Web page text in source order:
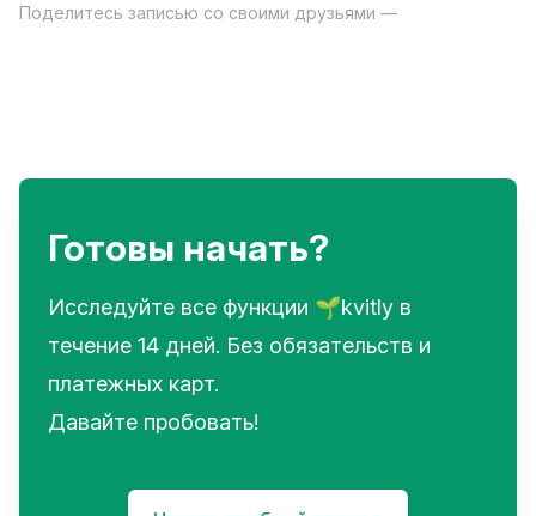
Поделитесь записью со своими друзьями —
Готовы начать?
Исследуйте все функции 🌱kvitly в
течение 14 дней. Без обязательств и
платежных карт.
Давайте пробовать!